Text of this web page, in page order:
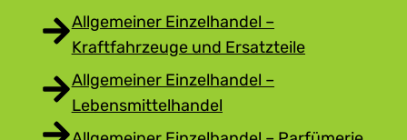
Allgemeiner Einzelhandel –
Kraftfahrzeuge und Ersatzteile
Allgemeiner Einzelhandel –
Lebensmittelhandel